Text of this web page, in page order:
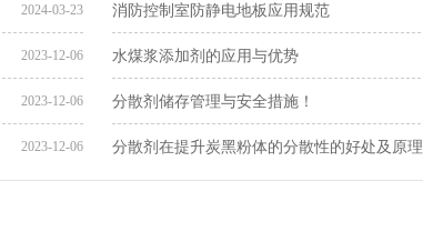
2024-03-23 消防控制室防静电地板应用规范
2023-12-06 水煤浆添加剂的应用与优势
2023-12-06 分散剂储存管理与安全措施！
2023-12-06 分散剂在提升炭黑粉体的分散性的好处及原理